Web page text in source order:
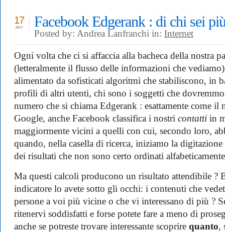
Facebook Edgerank : di chi sei
17
nov
Posted by: Andrea Lanfranchi in: Internet
Ogni volta che ci si affaccia alla bacheca della nostra
(letteralmente il flusso delle informazioni che
alimentato da sofisticati algoritmi che stabiliscono, in
profili di altri utenti, chi sono i soggetti che
numero che si chiama Edgerank : esattamente come
Google, anche Facebook classifica i nostri contatti in
maggiormente vicini a quelli con cui, secondo loro,
quando, nella casella di ricerca, iniziamo la
dei risultati che non sono certo ordinati
Ma questi calcoli producono un risultato attendibile
indicatore lo avete sotto gli occhi: i contenuti che
persone a voi più vicine o che vi interessano di più ?
ritenervi soddisfatti e forse potete fare a meno di
anche se potreste trovare interessante scoprire quanto,